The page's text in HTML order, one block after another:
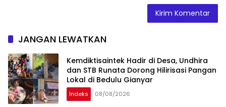
JANGAN LEWATKAN
Kemdiktisaintek Hadir di Desa, Undhira
dan STB Runata Dorong Hilirisasi Pangan
Lokal di Bedulu Gianyar
Indeks 08/08/2026